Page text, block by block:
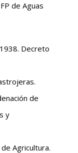
de Aguas
Decreto
de
y
Agricultura.